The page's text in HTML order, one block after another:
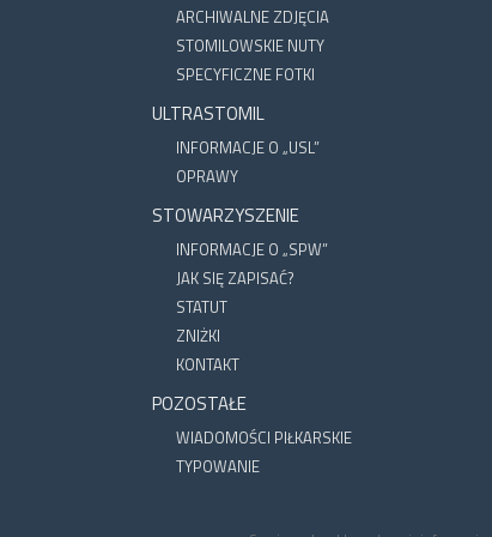
ARCHIWALNE ZDJĘCIA
STOMILOWSKIE NUTY
SPECYFICZNE FOTKI
ULTRASTOMIL
INFORMACJE O „USL”
OPRAWY
STOWARZYSZENIE
INFORMACJE O „SPW”
JAK SIĘ ZAPISAĆ?
STATUT
ZNIŻKI
KONTAKT
POZOSTAŁE
WIADOMOŚCI PIŁKARSKIE
TYPOWANIE